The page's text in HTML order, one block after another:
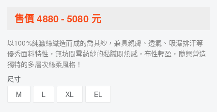
售價4880- 5080元
以100%純蠶絲織造而成的喬其紗，兼具親膚、透氣、吸濕排汗等
優秀面料特性，無坊間雪紡紗的黏膩悶熱感，布性輕盈，隨興營造
獨特的多層次絲柔風格！
尺寸
M
L XL EL